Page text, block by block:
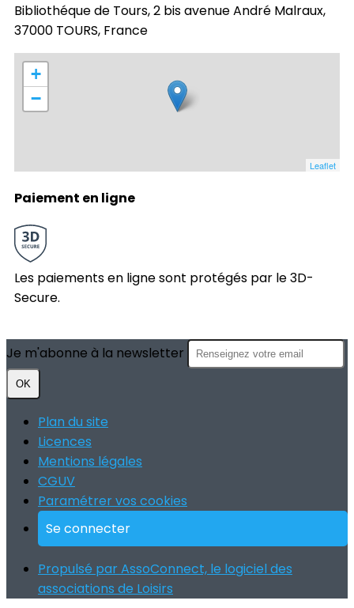
Bibliothéque de Tours, 2 bis avenue André Malraux,
37000 TOURS, France
+
−
Leaflet
Paiement en ligne
Les paiements en ligne sont protégés par le 3D-
Secure.
Je m'abonne à la newsletter
OK
Plan du site
Licences
Mentions légales
CGUV
Paramétrer vos cookies
Se connecter
Propulsé par AssoConnect, le logiciel des
associations de Loisirs